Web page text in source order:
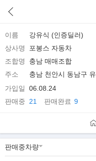
이름
강유식 (인증딜러)
상사명
포봉스 자동차
조합명
충남 매매조합
주소
충남 천안시 동남구
가입일
06.08.24
판매중
21 판매완료 9